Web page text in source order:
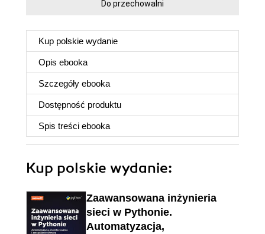
Do przechowalni
Kup polskie wydanie
Opis ebooka
Szczegóły ebooka
Dostępność produktu
Spis treści ebooka
Kup polskie wydanie:
Zaawansowana inżynieria
sieci w Pythonie.
Automatyzacja,